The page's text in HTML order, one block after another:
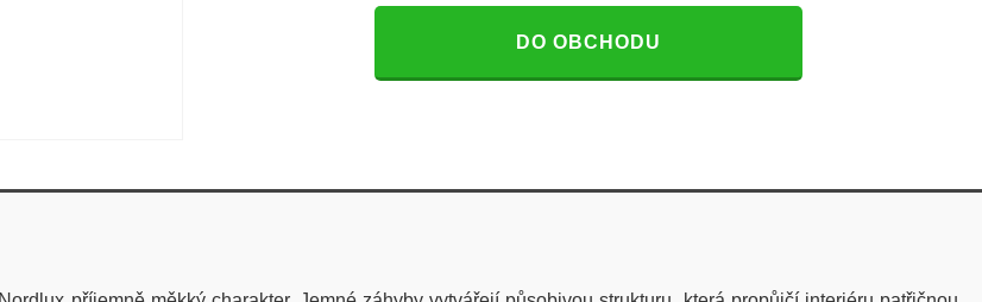
DO OBCHODU